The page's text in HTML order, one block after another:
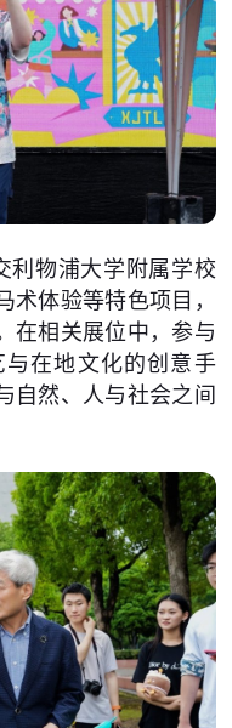
利物浦大学附属学校
体验等特色项目，
在相关展位中，参与
在地文化的创意手
自然、人与社会之间